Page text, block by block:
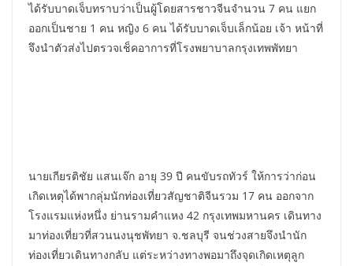
ได้รับบาดเจ็บทราบว่าเป็นผู้โดยสารชาวจีนจำนวน 7 คน แยก
ออกเป็นชาย 1 คน หญิง 6 คน ได้รับบาดเจ็บเล็กน้อย เจ้า หน้าที่
จึงนำตัวส่งไปตรวจเช็คอาการที่โรงพยาบาลกรุงเทพพัทยา
นายเกียรติชัย แสนเจ๊ก อายุ 39 ปี คนขับรถทัวร์ ให้การว่าก่อน
เกิดเหตุได้พากลุ่มนักท่องเที่ยวสัญชาติจีนรวม 17 คน ออกจาก
โรงแรมแห่งหนึ่ง ย่านรามคำแหง 42 กรุงเทพมหานคร เดินทาง
มาท่องเที่ยวที่สวนนงนุชพัทยา จ.ชลบุรี จนช่วงสายจึงนำนัก
ท่องเที่ยวเดินทางกลับ แต่ระหว่างทางพอมาถึงจุดเกิดเหตุลูก